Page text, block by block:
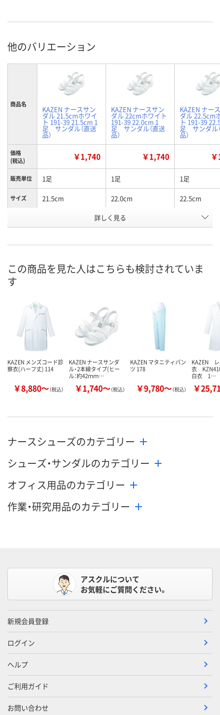
他のバリエーション
商品名
KAZEN ナースサン
ダル 21.5cmホワイ
ト 191-39 21.5cm 1
足 サンダル（直送
品）
KAZEN ナースサン
ダル 22cmホワイト
191-39 22.0cm 1
足 サンダル（直送
品）
KAZEN ナー
ダル 22.5cm
ト 191-39
足 サンダル
品）
価格
(税込)
￥1,740 ￥1,740
販売単位 1足 1足 1足
サイズ 21.5cm 22.0cm 22.5cm
2584428 2584437
カゴへ カ
詳しく見る
この商品を見た人はこちらも検討されていま
す
KAZEN メンズコード診
察衣(ハーフ丈) 114
￥8,880～（税込）
KAZEN ナースサンダ
ル・2本線タイプ(ヒー
ル：約42ｍｍ…
￥1,740～（税込）
KAZEN マタニティパン
ツ 178
￥9,780～（税込）
KAZEN レ
衣
白衣 1…
￥
ナースシューズのカテゴリー
シューズ・サンダルのカテゴリー
オフィス用品のカテゴリー
作業・研究用品のカテゴリー
アスクルについて
お気軽にご質問ください。
新規会員登録
ログイン
ヘルプ
ご利用ガイド
お問い合わせ